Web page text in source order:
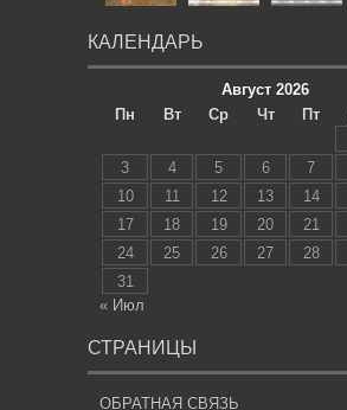
КАЛЕНДАРЬ
Август 2026
Пн
Вт Ср Чт Пт
3
4 5 6 7
10
11 12 13 14
17
18 19 20 21
24
25 26 27 28
31
« Июл
СТРАНИЦЫ
ОБРАТНАЯ СВЯЗЬ